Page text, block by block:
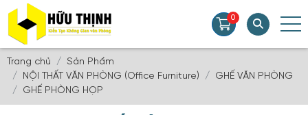
0
Trang chủ
Sản Phẩm
NỘI THẤT VĂN PHÒNG (Office Furniture)
GHẾ VĂN PHÒNG
GHẾ PHÒNG HỌP